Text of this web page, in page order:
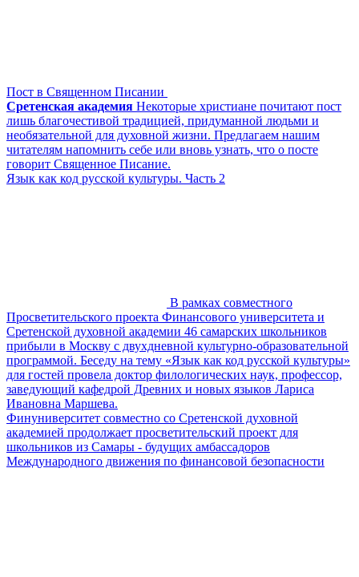
Пост в Священном Писании
Сретенская академия Некоторые христиане почитают пост
лишь благочестивой традицией, придуманной людьми и
необязательной для духовной жизни. Предлагаем нашим
читателям напомнить себе или вновь узнать, что о посте
говорит Священное Писание.
Язык как код русской культуры. Часть 2
В рамках совместного
Просветительского проекта Финансового университета и
Сретенской духовной академии 46 самарских школьников
прибыли в Москву с двухдневной культурно-образовательной
программой. Беседу на тему «Язык как код русской культуры»
для гостей провела доктор филологических наук, профессор,
заведующий кафедрой Древних и новых языков Лариса
Ивановна Маршева.
Финуниверситет совместно со Сретенской духовной
академией продолжает просветительский проект для
школьников из Самары - будущих амбассадоров
Международного движения по финансовой безопасности